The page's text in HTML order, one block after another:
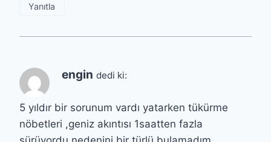
Yanıtla
engin dedi ki:
5 yıldır bir sorunum vardı yatarken tükürme
nöbetleri ,geniz akıntısı 1saatten fazla